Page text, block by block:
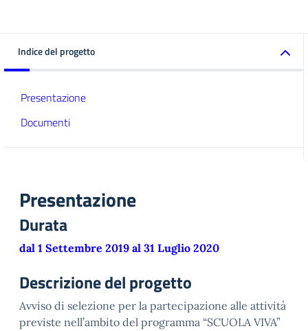
Indice del progetto
Presentazione
Documenti
Presentazione
Durata
dal 1 Settembre 2019 al 31 Luglio 2020
Descrizione del progetto
Avviso di selezione per la partecipazione alle attività
previste nell’ambito del programma “SCUOLA VIVA”